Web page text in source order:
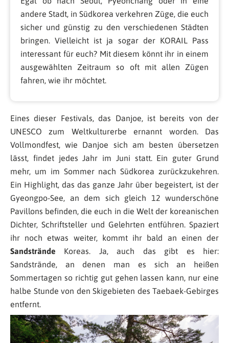
andere Stadt, in Südkorea verkehren Züge, die euch
sicher und günstig zu den verschiedenen Städten
bringen. Vielleicht ist ja sogar der KORAIL Pass
interessant für euch? Mit diesem könnt ihr in einem
ausgewählten Zeitraum so oft mit allen Zügen
fahren, wie ihr möchtet.
Eines dieser Festivals, das Danjoe, ist bereits von der
UNESCO zum Weltkulturerbe ernannt worden. Das
Vollmondfest, wie Danjoe sich am besten übersetzen
lässt, findet jedes Jahr im Juni statt. Ein guter Grund
mehr, um im Sommer nach Südkorea zurückzukehren.
Ein Highlight, das das ganze Jahr über begeistert, ist der
Gyeongpo-See, an dem sich gleich 12 wunderschöne
Pavillons befinden, die euch in die Welt der koreanischen
Dichter, Schriftsteller und Gelehrten entführen. Spaziert
ihr noch etwas weiter, kommt ihr bald an einen der
Sandstrände Koreas. Ja, auch das gibt es hier:
Sandstrände, an denen man es sich an heißen
Sommertagen so richtig gut gehen lassen kann, nur eine
halbe Stunde von den Skigebieten des Taebaek-Gebirges
entfernt.